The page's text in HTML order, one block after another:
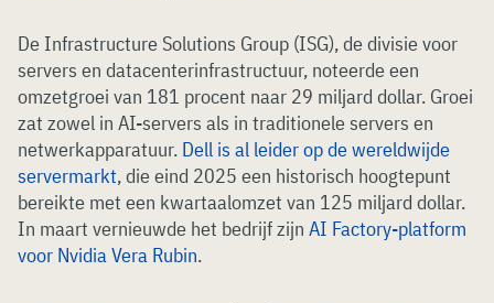
De Infrastructure Solutions Group (ISG), de divisie voor
servers en datacenterinfrastructuur, noteerde een
omzetgroei van 181 procent naar 29 miljard dollar. Groei
zat zowel in AI-servers als in traditionele servers en
netwerkapparatuur. Dell is al leider op de wereldwijde
servermarkt, die eind 2025 een historisch hoogtepunt
bereikte met een kwartaalomzet van 125 miljard dollar.
In maart vernieuwde het bedrijf zijn AI Factory-platform
voor Nvidia Vera Rubin.